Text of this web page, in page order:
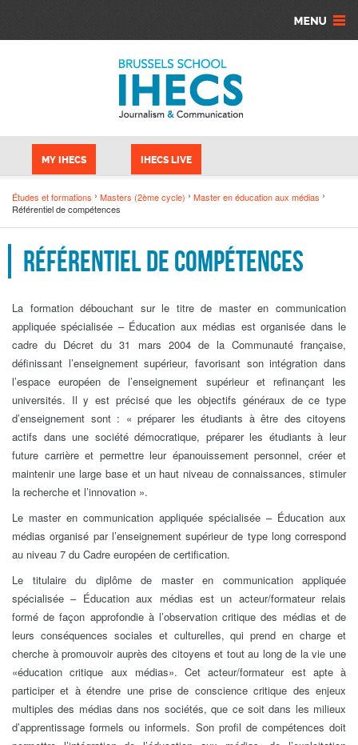
MY IHECS IHECS LIVE
Études et formations Masters (2ème cycle)
Master en éducation aux médias
Référentiel de compétences
Référentiel de compétences
La formation débouchant sur le titre de master en communication
appliquée spécialisée – Éducation aux médias est organisée dans le
cadre du Décret du 31 mars 2004 de la Communauté française,
définissant l’enseignement supérieur, favorisant son intégration dans
l’espace européen de l’enseignement supérieur et refinançant les
universités. Il y est précisé que les objectifs généraux de ce type
d’enseignement sont : « préparer les étudiants à être des citoyens
actifs dans une société démocratique, préparer les étudiants à leur
future carrière et permettre leur épanouissement personnel, créer et
maintenir une large base et un haut niveau de connaissances, stimuler
la recherche et l’innovation ».
Le master en communication appliquée spécialisée – Éducation aux
médias organisé par l’enseignement supérieur de type long correspond
au niveau 7 du Cadre européen de certification.
Le titulaire du diplôme de master en communication appliquée
spécialisée – Éducation aux médias est un acteur/formateur relais
formé de façon approfondie à l’observation critique des médias et de
leurs conséquences sociales et culturelles, qui prend en charge et
cherche à promouvoir auprès des citoyens et tout au long de la vie une
«éducation critique aux médias». Cet acteur/formateur est apte à
participer et à étendre une prise de conscience critique des enjeux
multiples des médias dans nos sociétés, que ce soit dans les milieux
d’apprentissage formels ou informels. Son profil de compétences doit